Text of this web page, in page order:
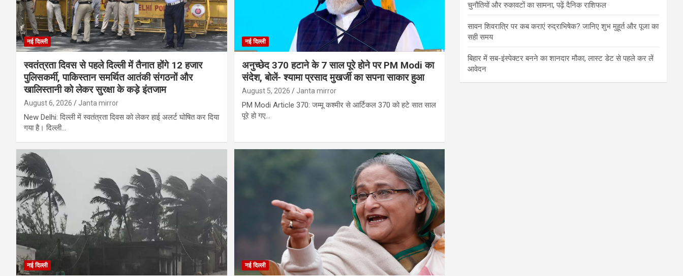
नई दिल्ली
स्वतंत्रता दिवस से पहले दिल्ली में तैनात होंगे 12 हजार
पुलिसकर्मी, पाकिस्तान समर्थित आतंकी संगठनों और
खालिस्तानी को लेकर सुरक्षा के कड़े इंतजाम
August 6, 2026 Janta mirror
New Delhi: दिल्ली में स्वतंत्रता दिवस को लेकर हाई अलर्ट घोषित कर दिया
गया है। दिल्ली…
नई दिल्ली
अनुच्छेद 370 हटाने के 7 साल पूरे होने पर PM Modi का
संदेश, बोलें- श्यामा प्रसाद मुखर्जी का सपना साकार हुआ
August 5, 2026 Janta mirror
PM Modi Article 370: जम्मू कश्मीर से आर्टिकल 370 को हटे सात साल
पूरे हो गए…
नई दिल्ली नई दिल्ली
चुनौतियों और रुकावटों का सामना, पढ़ें दैनिक राशिफल
सावन शिवरात्रि पर कब कराएं रुद्राभिषेक? जानिए शुभ मुहूर्त और पूजा का
सही समय
बिहार में सब-इंस्पेक्टर बनने का शानदार मौका, लास्ट डेट से पहले कर लें
आवेदन